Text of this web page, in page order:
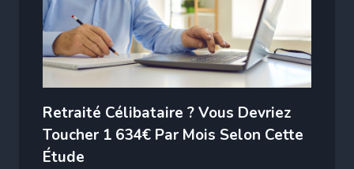
Retraité Célibataire ? Vous Devriez
Toucher 1 634€ Par Mois Selon Cette
Étude